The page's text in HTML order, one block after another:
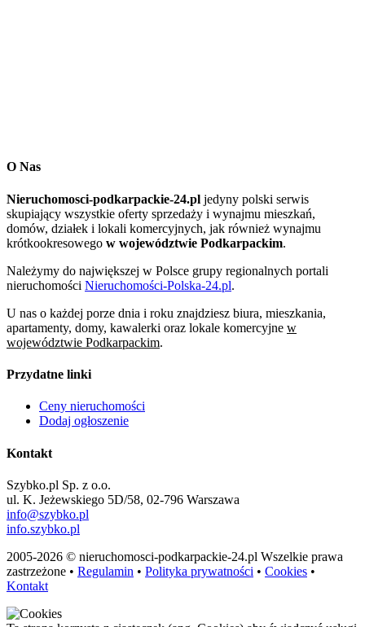
O Nas
Nieruchomosci-podkarpackie-24.pl jedyny polski serwis
skupiający wszystkie oferty sprzedaży i wynajmu mieszkań,
domów, działek i lokali komercyjnych, jak również wynajmu
krótkookresowego w województwie Podkarpackim.
Należymy do największej w Polsce grupy regionalnych portali
nieruchomości Nieruchomości-Polska-24.pl.
U nas o każdej porze dnia i roku znajdziesz biura, mieszkania,
apartamenty, domy, kawalerki oraz lokale komercyjne w
województwie Podkarpackim.
Przydatne linki
Ceny nieruchomości
Dodaj ogłoszenie
Kontakt
Szybko.pl Sp. z o.o.
ul. K. Jeżewskiego 5D/58, 02-796 Warszawa
info@szybko.pl
info.szybko.pl
2005-2026 © nieruchomosci-podkarpackie-24.pl Wszelkie prawa
zastrzeżone • Regulamin • Polityka prywatności • Cookies •
Kontakt